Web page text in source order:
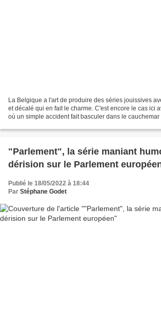
La Belgique a l'art de produire des séries jouissives
et décalé qui en fait le charme. C'est encore le cas ici
où un simple accident fait basculer dans le cauchemar
"Parlement", la série maniant
dérision sur le Parlement
Publié le 18/05/2022 à 18:44
Par Stéphane Godet